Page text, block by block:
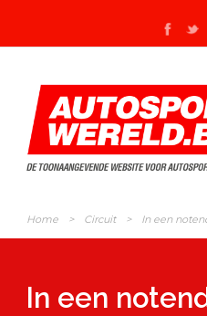
Home > Circuit > In een
In een